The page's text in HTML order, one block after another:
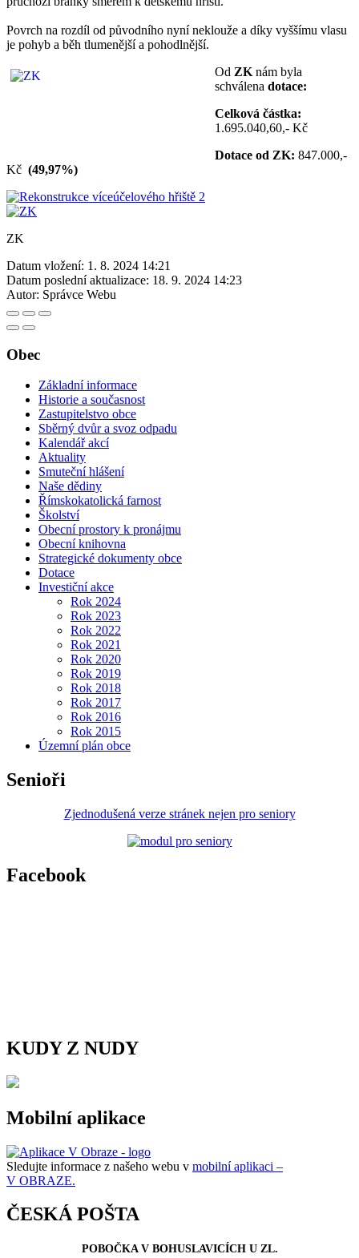
Povrch na rozdíl od původního nyní neklouže a díky vyššímu vlasu
je pohyb a běh tlumenější a pohodlnější.
Od ZK nám byla
schválena dotace:
Celková částka:
1.695.040,60,- Kč
Dotace od ZK: 847.000,-
Kč (49,97%)
ZK
Datum vložení: 1. 8. 2024 14:21
Datum poslední aktualizace: 18. 9. 2024 14:23
Autor: Správce Webu
Obec
Základní informace
Historie a současnost
Zastupitelstvo obce
Sběrný dvůr a svoz odpadu
Kalendář akcí
Aktuality
Smuteční hlášení
Naše dědiny
Římskokatolická farnost
Školství
Obecní prostory k pronájmu
Obecní knihovna
Strategické dokumenty obce
Dotace
Investiční akce
Rok 2024
Rok 2023
Rok 2022
Rok 2021
Rok 2020
Rok 2019
Rok 2018
Rok 2017
Rok 2016
Rok 2015
Územní plán obce
Senioři
Zjednodušená verze stránek nejen pro seniory
Facebook
KUDY Z NUDY
Mobilní aplikace
Sledujte informace z našeho webu v mobilní aplikaci –
V OBRAZE.
ČESKÁ POŠTA
POBOČKA V BOHUSLAVICÍCH U ZL.